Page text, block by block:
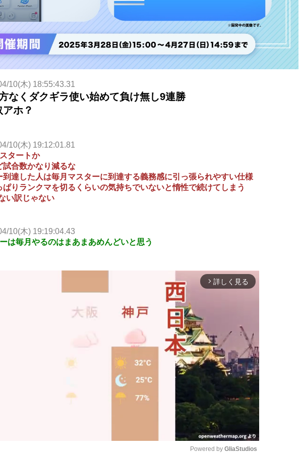
10(木) 18:55:43.31
なくダクギラ使い始めて負け無し9連勝
ホ？
10(木) 19:12:01.81
タートか
試合数かなり減るな
到達した人は毎月マスターに到達する義務感に引っ張られやすい仕様
りランクマを切るくらいの気持ちでいないと惰性で続けてしまう
い訳じゃない
10(木) 19:19:04.43
は毎月やるのはまあまあめんどいと思う
arrow_forward_ios 詳しく見る
Powered by GliaStudios